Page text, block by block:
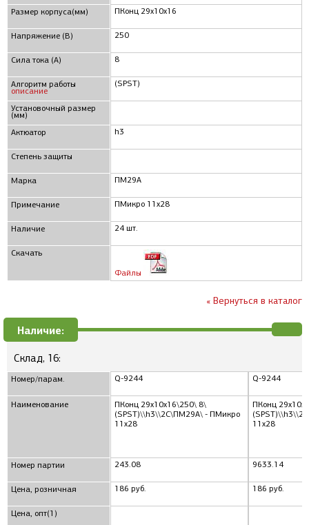
Размер корпуса(мм)
Напряжение (В)
Сила тока (А)
Алгоритм работы
описание
Установочный размер
(мм)
Актюатор
Степень защиты
Марка
Примечание
Наличие
Скачать
ПКонц 29x10x16
250
8
(SPST)
h3
ПМ29А
ПМикро 11x28
24 шт.
Файлы
« Вернуться в каталог
Наличие:
Склад, 16:
Номер/парам.
Наименование
Номер партии
Цена, розничная
Цена, опт(1)
Q-9244
ПКонц 29x10x16\250\ 8\
(SPST)\\h3\\2C\ПМ29А\ - ПМикро
11x28
243.08
186 руб.
Q-9244
ПКонц
11x28
9633.14
186 руб.